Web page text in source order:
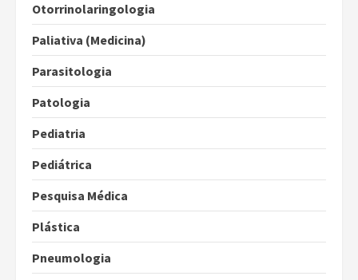
Otorrinolaringologia
Paliativa (Medicina)
Parasitologia
Patologia
Pediatria
Pediátrica
Pesquisa Médica
Plástica
Pneumologia